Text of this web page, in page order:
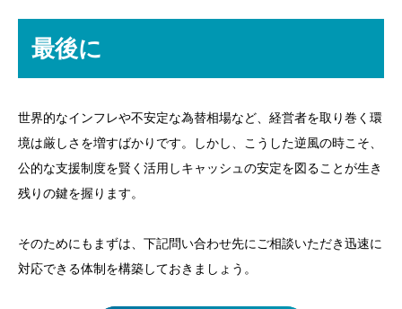
最後に
世界的なインフレや不安定な為替相場など、経営者を取り巻く環
境は厳しさを増すばかりです。しかし、こうした逆風の時こそ、
公的な支援制度を賢く活用しキャッシュの安定を図ることが生き
残りの鍵を握ります。
そのためにもまずは、下記問い合わせ先にご相談いただき迅速に
対応できる体制を構築しておきましょう。